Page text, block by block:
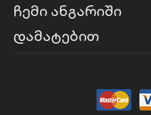
ᲩᲔᲛᲘ ᲐᲜᲒᲐᲠᲘᲨᲘ
ᲓᲐᲛᲐᲢᲔᲑᲘᲗ